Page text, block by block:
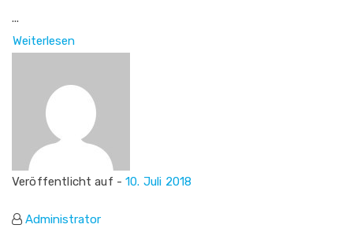
...
Weiterlesen
Veröffentlicht auf -10. Juli 2018
Administrator